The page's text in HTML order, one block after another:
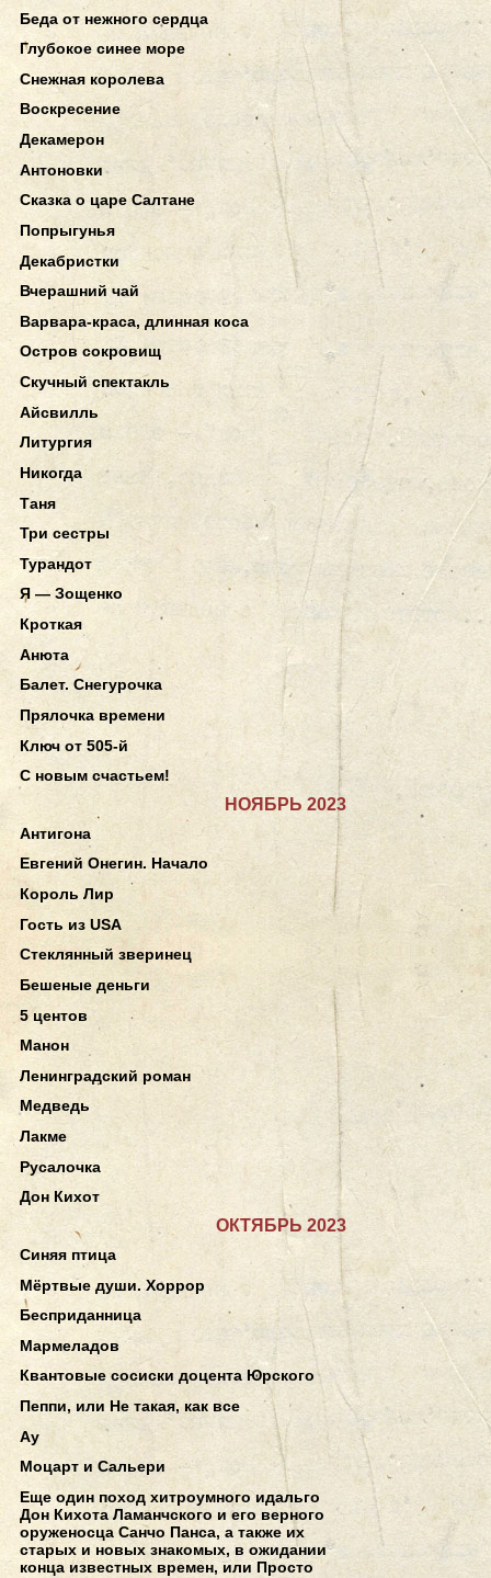
Беда от нежного сердца
Глубокое синее море
Снежная королева
Воскресение
Декамерон
Антоновки
Сказка о царе Салтане
Попрыгунья
Декабристки
Вчерашний чай
Варвара-краса, длинная коса
Остров сокровищ
Скучный спектакль
Айсвилль
Литургия
Никогда
Таня
Три сестры
Турандот
Я — Зощенко
Кроткая
Анюта
Балет. Снегурочка
Прялочка времени
Ключ от 505-й
С новым счастьем!
НОЯБРЬ 2023
Антигона
Евгений Онегин. Начало
Король Лир
Гость из USA
Стеклянный зверинец
Бешеные деньги
5 центов
Манон
Ленинградский роман
Медведь
Лакме
Русалочка
Дон Кихот
ОКТЯБРЬ 2023
Синяя птица
Мёртвые души. Хоррор
Бесприданница
Мармеладов
Квантовые сосиски доцента Юрского
Пеппи, или Не такая, как все
Ау
Моцарт и Сальери
Еще один поход хитроумного идальго
Дон Кихота Ламанчского и его верного
оруженосца Санчо Панса, а также их
старых и новых знакомых, в ожидании
конца известных времен, или Просто